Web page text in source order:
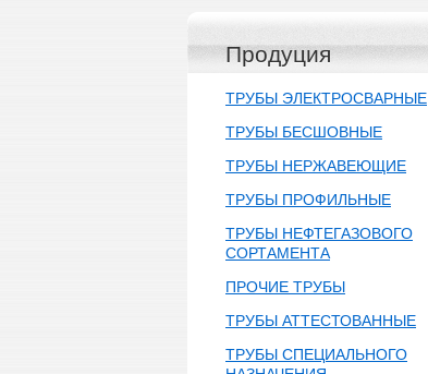
Продуция
ТРУБЫ ЭЛЕКТРОСВАРНЫЕ
ТРУБЫ БЕСШОВНЫЕ
ТРУБЫ НЕРЖАВЕЮЩИЕ
ТРУБЫ ПРОФИЛЬНЫЕ
ТРУБЫ НЕФТЕГАЗОВОГО
СОРТАМЕНТА
ПРОЧИЕ ТРУБЫ
ТРУБЫ АТТЕСТОВАННЫЕ
ТРУБЫ СПЕЦИАЛЬНОГО